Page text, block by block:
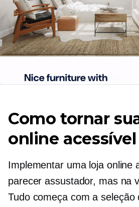
Como tornar
online acessível
Implementar uma loja online
parecer assustador, mas na
Tudo começa com a seleção